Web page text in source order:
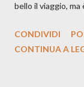
bello il viaggio,
indubbiamente
CONDIVIDI
CONTINUA A